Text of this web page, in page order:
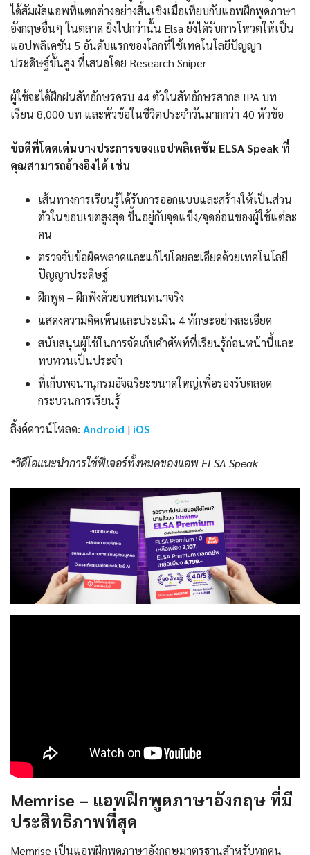
ได้สัมผัสแอพที่แตกต่างอย่างสิ้นเชิงเมื่อเทียบกับแอพฝึกพูดภาษา
อังกฤษอื่นๆ ในตลาด ยิ่งไปกว่านั้น Elsa ยังได้รับการโหวตให้เป็น
แอปพลิเคชัน 5 อันดับแรกของโลกที่ใช้เทคโนโลยีปัญญา
ประดิษฐ์ขั้นสูง ที่เสนอโดย Research Sniper
ผู้ใช้จะได้ฝึกฝนสัทอักษรครบ 44 ตัวในสัทอักษรสากล IPA บท
เรียน 8,000 บท และหัวข้อในชีวิตประจำวันมากกว่า 40 หัวข้อ
ข้อดีที่โดดเด่นบางประการของแอปพลิเคชัน ELSA Speak ที่
คุณสามารถอ้างอิงได้ เช่น
เส้นทางการเรียนรู้ได้รับการออกแบบและสร้างให้เป็นส่วน
ตัวในขอบเขตสูงสุด ขึ้นอยู่กับจุดแข็ง/จุดอ่อนของผู้ใช้แต่ละ
คน
ตรวจจับข้อผิดพลาดและแก้ไขโดยละเอียดด้วยเทคโนโลยี
ปัญญาประดิษฐ์
ฝึกพูด – ฝึกฟังด้วยบทสนทนาจริง
แสดงความคิดเห็นและประเมิน 4 ทักษะอย่างละเอียด
สนับสนุนผู้ใช้ในการจัดเก็บคำศัพท์ที่เรียนรู้ก่อนหน้านี้และ
ทบทวนเป็นประจำ
ที่เก็บพจนานุกรมอัจฉริยะขนาดใหญ่เพื่อรองรับตลอด
กระบวนการเรียนรู้
ลิ้งค์ดาวน์โหลด: Android | iOS
*วิดีโอแนะนำการใช้ฟีเจอร์ทั้งหมดของแอพ ELSA Speak
Memrise – แอพฝึกพูดภาษาอังกฤษ ที่มี
ประสิทธิภาพที่สุด
Memrise เป็นแอพฝึกพูดภาษาอังกฤษมาตรฐานสำหรับทุกคน